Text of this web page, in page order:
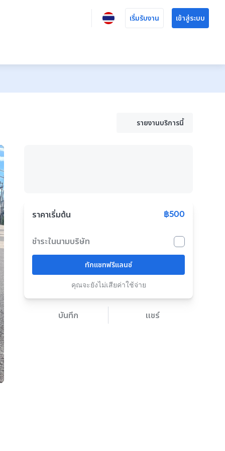
เริ่มรับงาน เข้าสู่ระบบ
รายงานบริการนี้
ราคาเริ่มต้น ฿500
ชำระในนามบริษัท
ทักแชทฟรีแลนซ์
คุณจะยังไม่เสียค่าใช้จ่าย
บันทึก แชร์